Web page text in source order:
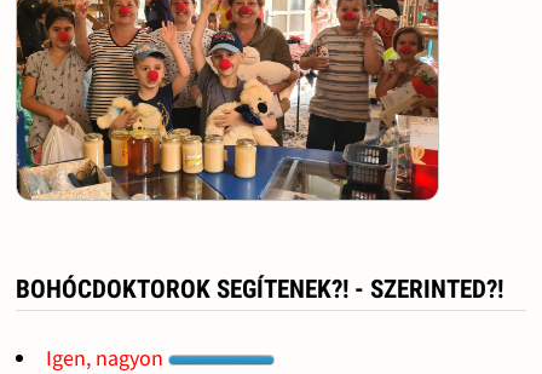
BOHÓCDOKTOROK SEGÍTENEK?! - SZERINTED?!
Igen, nagyon